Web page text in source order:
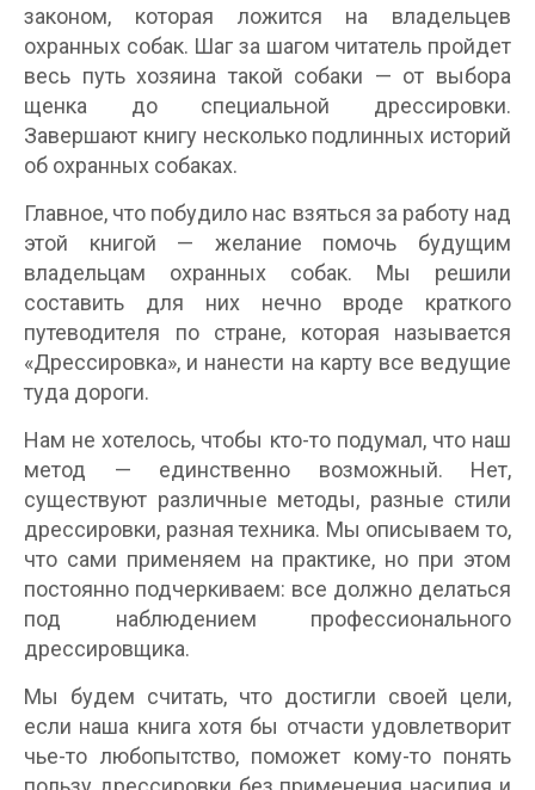
законом, которая ложится на владельцев
охранных собак. Шаг за шагом читатель пройдет
весь путь хозяина такой собаки — от выбора
щенка до специальной дрессировки.
Завершают книгу несколько подлинных историй
об охранных собаках.
Главное, что побудило нас взяться за работу над
этой книгой — желание помочь будущим
владельцам охранных собак. Мы решили
составить для них нечно вроде краткого
путеводителя по стране, которая называется
«Дрессировка», и нанести на карту все ведущие
туда дороги.
Нам не хотелось, чтобы кто-то подумал, что наш
метод — единственно возможный. Нет,
существуют различные методы, разные стили
дрессировки, разная техника. Мы описываем то,
что сами применяем на практике, но при этом
постоянно подчеркиваем: все должно делаться
под наблюдением профессионального
дрессировщика.
Мы будем считать, что достигли своей цели,
если наша книга хотя бы отчасти удовлетворит
чье-то любопытство, поможет кому-то понять